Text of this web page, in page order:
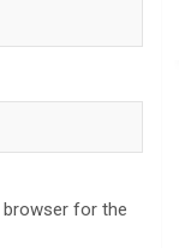
browser for the